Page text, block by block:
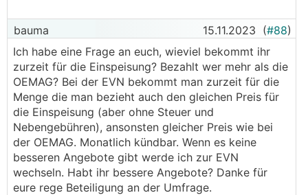
bauma 15.11.2023 (#88)
Ich habe eine Frage an euch, wieviel bekommt ihr
zurzeit für die Einspeisung? Bezahlt wer mehr als die
OEMAG? Bei der EVN bekommt man zurzeit für die
Menge die man bezieht auch den gleichen Preis für
die Einspeisung (aber ohne Steuer und
Nebengebühren), ansonsten gleicher Preis wie bei
der OEMAG. Monatlich kündbar. Wenn es keine
besseren Angebote gibt werde ich zur EVN
wechseln. Habt ihr bessere Angebote? Danke für
eure rege Beteiligung an der Umfrage.